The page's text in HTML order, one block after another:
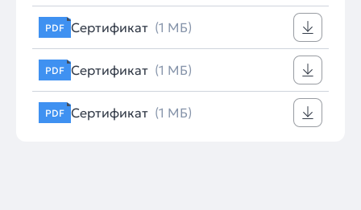
PDF Сертификат (1 МБ)
PDF Сертификат (1 МБ)
PDF Сертификат (1 МБ)